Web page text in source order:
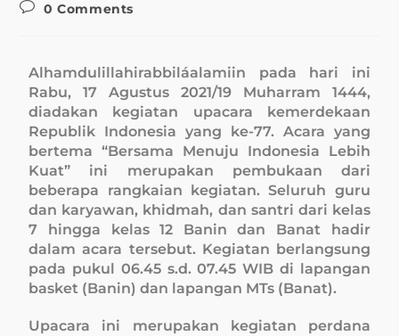
0 Comments
Alhamdulillahirabbiláalamiin pada hari ini
Rabu, 17 Agustus 2021/19 Muharram 1444,
diadakan kegiatan upacara kemerdekaan
Republik Indonesia yang ke-77. Acara yang
bertema “Bersama Menuju Indonesia Lebih
Kuat” ini merupakan pembukaan dari
beberapa rangkaian kegiatan. Seluruh guru
dan karyawan, khidmah, dan santri dari kelas
7 hingga kelas 12 Banin dan Banat hadir
dalam acara tersebut. Kegiatan berlangsung
pada pukul 06.45 s.d. 07.45 WIB di lapangan
basket (Banin) dan lapangan MTs (Banat).
Upacara ini merupakan kegiatan perdana